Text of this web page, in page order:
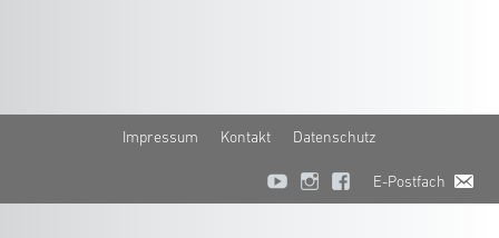
Impressum Kontakt Datenschutz
E-Postfach